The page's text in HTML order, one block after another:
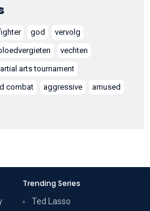
god
vervolg
vechten
arts tournament
combat aggressive
amused
Trending Series
Ted Lasso